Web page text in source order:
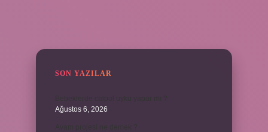
SON YAZILAR
Ağustos 6, 2026